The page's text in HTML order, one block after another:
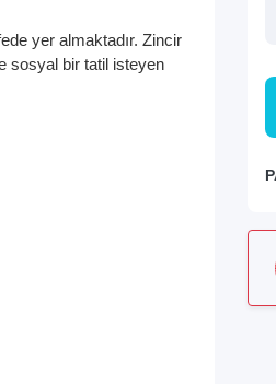
yer almaktadır. Zincir
sosyal bir tatil isteyen